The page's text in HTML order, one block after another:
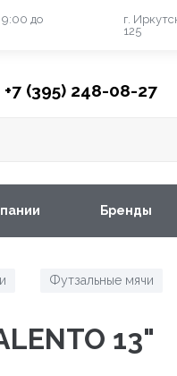
до
г.
125
+7 (395) 248-08-27
Бренды
Футзальные мячи
13"